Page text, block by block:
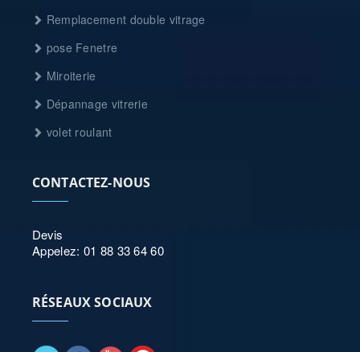
Remplacement double vitrage
pose Fenetre
Miroiterie
Dépannage vitrerie
volet roulant
CONTACTEZ-NOUS
Devis
Appelez: 01 88 33 64 60
RÉSEAUX SOCIAUX